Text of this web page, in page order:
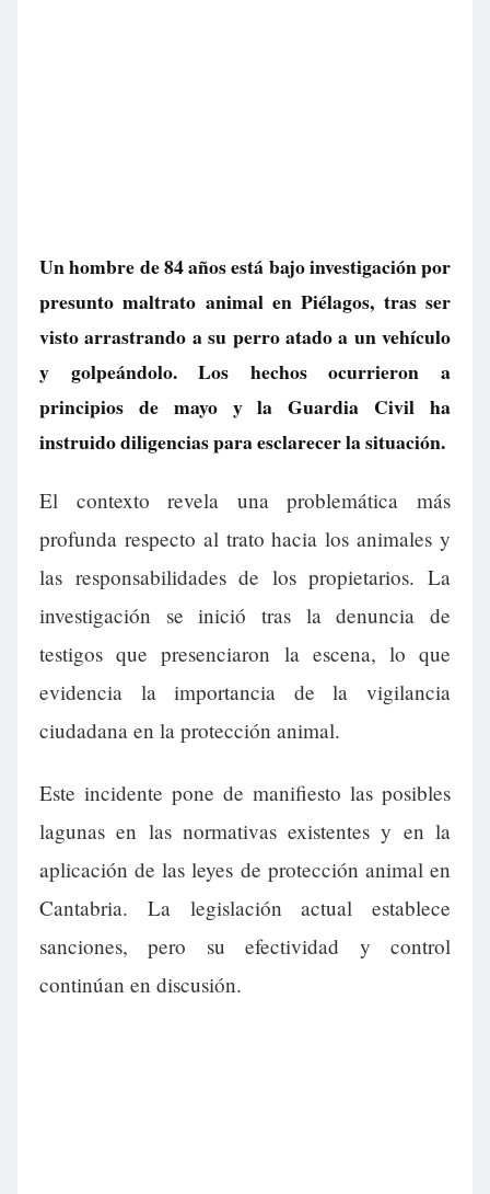
Un hombre de 84 años está bajo investigación por
presunto maltrato animal en Piélagos, tras ser
visto arrastrando a su perro atado a un vehículo
y golpeándolo. Los hechos ocurrieron a
principios de mayo y la Guardia Civil ha
instruido diligencias para esclarecer la situación.
El contexto revela una problemática más
profunda respecto al trato hacia los animales y
las responsabilidades de los propietarios. La
investigación se inició tras la denuncia de
testigos que presenciaron la escena, lo que
evidencia la importancia de la vigilancia
ciudadana en la protección animal.
Este incidente pone de manifiesto las posibles
lagunas en las normativas existentes y en la
aplicación de las leyes de protección animal en
Cantabria. La legislación actual establece
sanciones, pero su efectividad y control
continúan en discusión.